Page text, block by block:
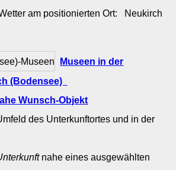
am positionierten Ort: Neukirch
Museen in der
(Bodensee)
des Unterkunftortes und in der
nahe eines ausgewählten